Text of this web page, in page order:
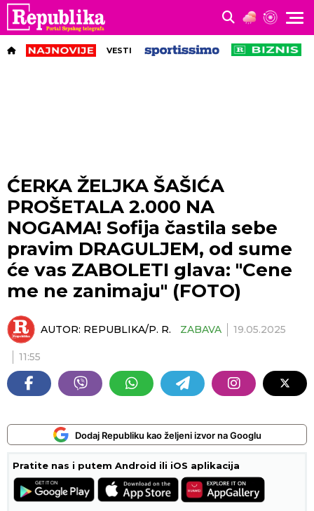
VESTI
ĆERKA ŽELJKA ŠAŠIĆA
PROŠETALA 2.000 NA
NOGAMA! Sofija častila sebe
pravim DRAGULJEM, od sume
će vas ZABOLETI glava: "Cene
me ne zanimaju" (FOTO)
AUTOR: REPUBLIKA/P. R. ZABAVA 19.05.2025
11:55
Dodaj Republiku kao željeni izvor na Googlu
Pratite nas i putem Android ili iOS aplikacija